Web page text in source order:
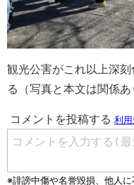
観光公害がこれ以上深
る（写真と本文は関係あ